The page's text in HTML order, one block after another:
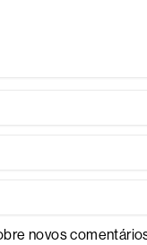
novos